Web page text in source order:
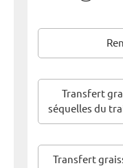
Transfert
séquelles du
Transfert